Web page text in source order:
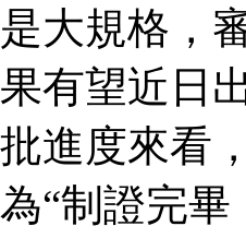
是大規格，
果有望近日
批進度來看
為“制證完